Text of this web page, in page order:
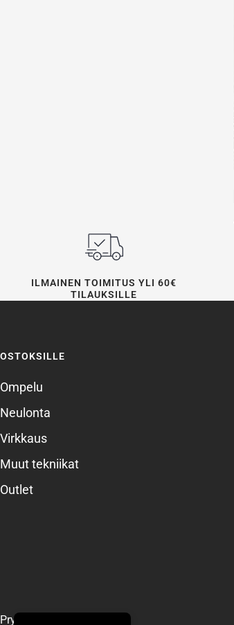
ILMAINEN TOIMITUS YLI 60€
TILAUKSILLE
OSTOKSILLE
Ompelu
Neulonta
Virkkaus
Muut tekniikat
Outlet
Prym